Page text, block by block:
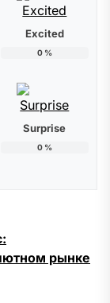
Excited
0%
Surprise
0%
рынке